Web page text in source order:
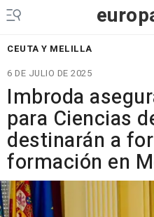
CEUTA Y MELILLA
6 DE JULIO DE 2025
Imbroda
para Ciencias
destinarán a
formación en